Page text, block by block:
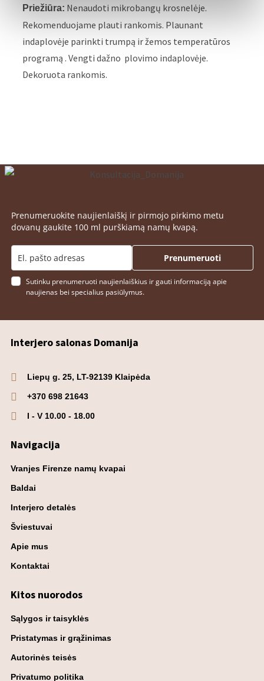
Priežiūra: Nenaudoti mikrobangų krosnelėje.
Rekomenduojame plauti rankomis. Plaunant
indaplovėje parinkti trumpą ir žemos temperatūros
programą . Vengti dažno plovimo indaplovėje.
Dekoruota rankomis.
Prenumeruokite naujienlaiškį ir pirmojo pirkimo metu
dovanų gaukite 100 ml purškiamą namų kvapą.
Sutinku prenumeruoti naujienlaiškius ir gauti informaciją apie
naujienas bei specialius pasiūlymus.
Prenumeruoti
Interjero salonas Domanija
Liepų g. 25, LT-92139 Klaipėda
+370 698 21643
I - V 10.00 - 18.00
Navigacija
Vranjes Firenze namų kvapai
Baldai
Interjero detalės
Šviestuvai
Apie mus
Kontaktai
Kitos nuorodos
Sąlygos ir taisyklės
Pristatymas ir grąžinimas
Autorinės teisės
Privatumo politika